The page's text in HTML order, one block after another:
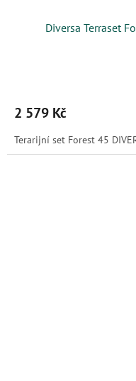
Diversa Terraset
2 579 Kč
Terarijní set Forest 45